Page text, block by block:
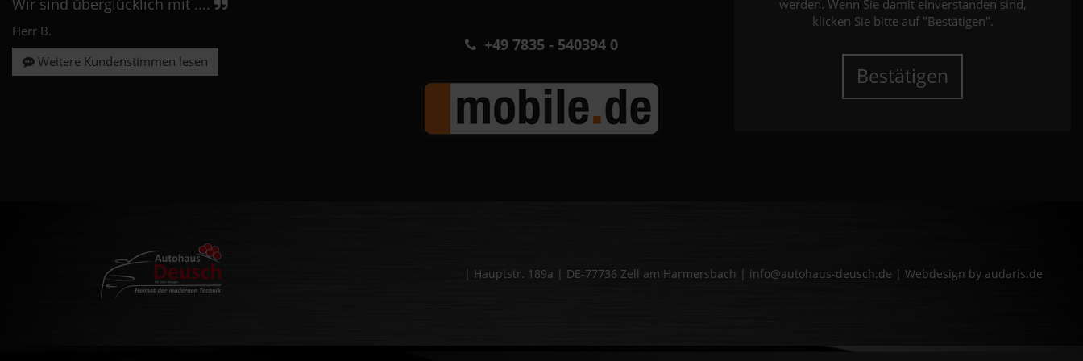
Wir sind überglücklich mit ....
Herr B.
Weitere Kundenstimmen lesen
+49 7835 - 540394 0
werden. Wenn Sie damit einverstanden sind,
klicken Sie bitte auf "Bestätigen".
Bestätigen
| Hauptstr. 189a | DE-77736 Zell am Harmersbach | info@autohaus-deusch.de | Webdesign by audaris.de